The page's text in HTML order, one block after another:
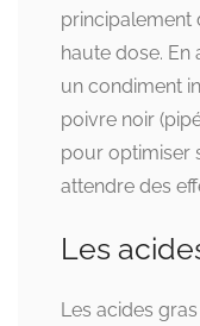
principalement
haute dose.
un condiment
poivre noir
pour optimiser
attendre des
Les
Les acides